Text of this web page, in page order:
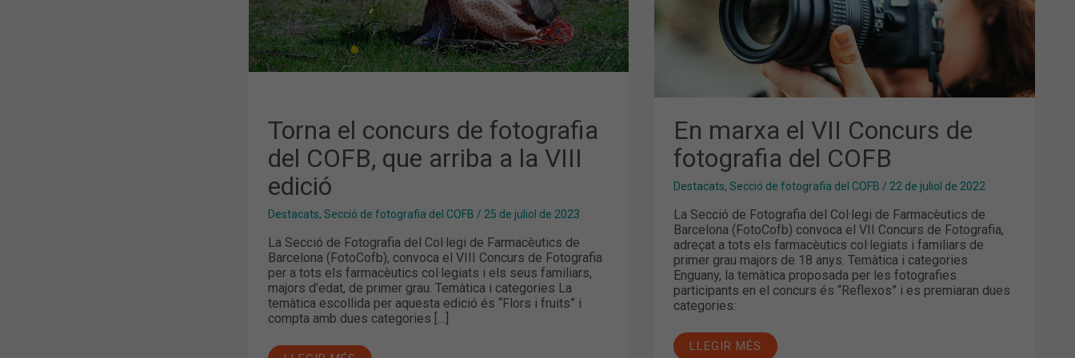
Torna el concurs de fotografia
del COFB, que arriba a la VIII
edició
Destacats, Secció de fotografia del COFB / 25 de juliol de 2023
La Secció de Fotografia del Col·legi de Farmacèutics de
Barcelona (FotoCofb), convoca el VIII Concurs de Fotografia
per a tots els farmacèutics col·legiats i els seus familiars,
majors d’edat, de primer grau. Temàtica i categories La
temàtica escollida per aquesta edició és “Flors i fruits” i
compta amb dues categories […]
VIII
EDICIÓ
En marxa el VII Concurs de
fotografia del COFB
Destacats,Secció de fotografia del COFB / 22 de juliol de 2022
La Secció de Fotografia del Col·legi de Farmacèutics de
Barcelona (FotoCofb) convoca el VII Concurs de Fotografia,
adreçat a tots els farmacèutics col·legiats i familiars de
primer grau majors de 18 anys. Temàtica i categories
Enguany, la temàtica proposada per les fotografies
participants en el concurs és “Reflexos” i es premiaran dues
categories:
LLEGIR MÉS